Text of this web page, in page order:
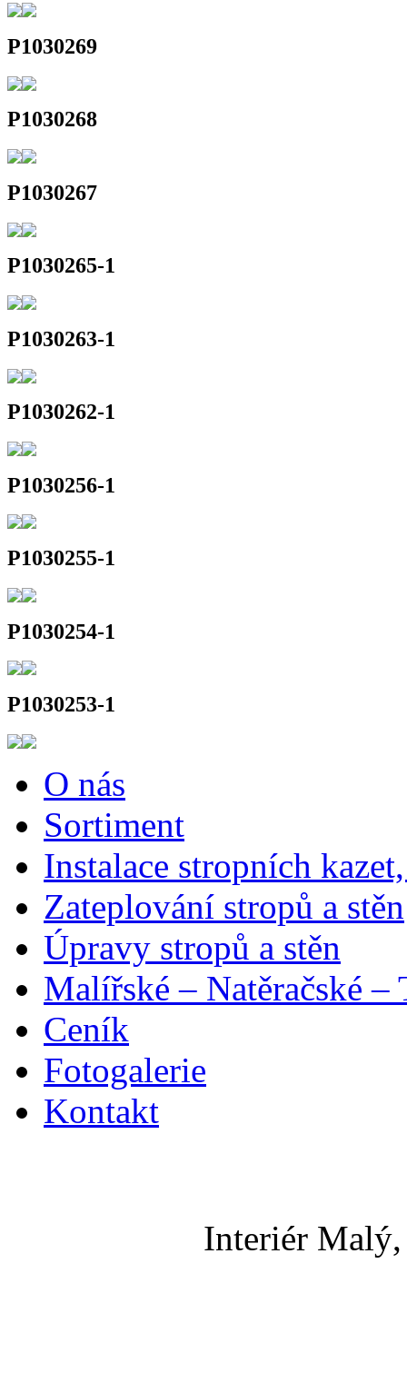
P1030269
P1030268
P1030267
P1030265-1
P1030263-1
P1030262-1
P1030256-1
P1030255-1
P1030254-1
P1030253-1
O nás
Sortiment
Instalace stropních
Zateplování stropů a stěn
Úpravy stropů a stěn
Malířské – Natěračské –
Ceník
Fotogalerie
Kontakt
Interiér